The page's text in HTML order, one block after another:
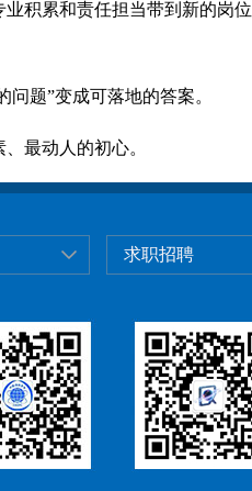
积累和责任担当带到新的岗位
题”变成可落地的答案。
最动人的初心。
求职招聘